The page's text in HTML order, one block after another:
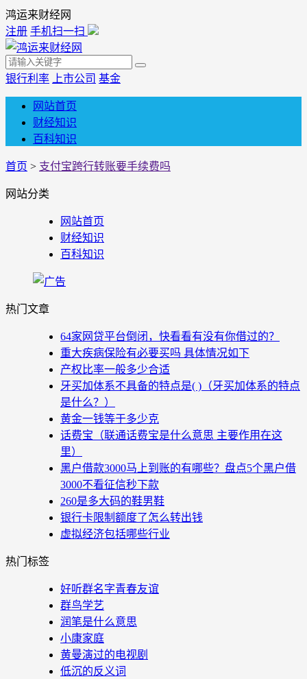
鸿运来财经网
注册 手机扫一扫
银行利率 上市公司 基金
网站首页
财经知识
百科知识
首页 > 支付宝跨行转账要手续费吗
网站分类
网站首页
财经知识
百科知识
热门文章
64家网贷平台倒闭，快看看有没有你借过的？
重大疾病保险有必要买吗 具体情况如下
产权比率一般多少合适
牙买加体系不具备的特点是( )（牙买加体系的特点
是什么？）
黄金一钱等于多少克
话费宝（联通话费宝是什么意思 主要作用在这
里）
黑户借款3000马上到账的有哪些？盘点5个黑户借
3000不看征信秒下款
260是多大码的鞋男鞋
银行卡限制额度了怎么转出钱
虚拟经济包括哪些行业
热门标签
好听群名字青春友谊
群鸟学艺
润笔是什么意思
小康家庭
黄曼演过的电视剧
低沉的反义词